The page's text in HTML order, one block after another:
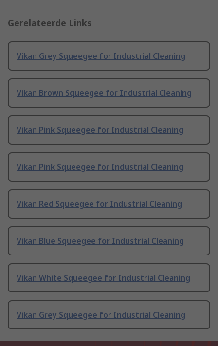
Gerelateerde Links
Vikan Grey Squeegee for Industrial Cleaning
Vikan Brown Squeegee for Industrial Cleaning
Vikan Pink Squeegee for Industrial Cleaning
Vikan Pink Squeegee for Industrial Cleaning
Vikan Red Squeegee for Industrial Cleaning
Vikan Blue Squeegee for Industrial Cleaning
Vikan White Squeegee for Industrial Cleaning
Vikan Grey Squeegee for Industrial Cleaning